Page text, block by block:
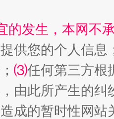
判无期 从幼
的发生，本网不
供您的个人信息
⑶任何第三方根
由此所产生的纠
成的暂时性网